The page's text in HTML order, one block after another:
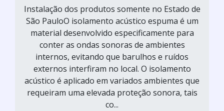
Instalação dos produtos somente no Estado de
São PauloO isolamento acústico espuma é um
material desenvolvido especificamente para
conter as ondas sonoras de ambientes
internos, evitando que barulhos e ruídos
externos interfiram no local. O isolamento
acústico é aplicado em variados ambientes que
requeiram uma elevada proteção sonora, tais
co...